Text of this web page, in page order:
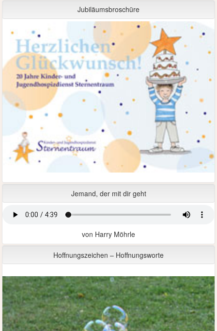
Jubiläumsbroschüre
Jemand, der mit dir geht
von Harry Möhrle
Hoffnungszeichen – Hoffnungsworte